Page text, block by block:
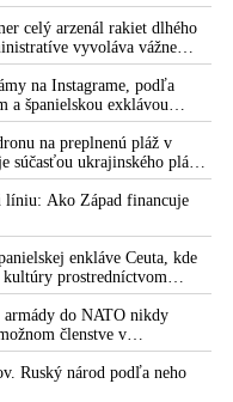
celý arzenál rakiet dlhého
vyvoláva vážne
v prípade vypuknutia
na Instagrame, podľa
a španielskou exklávou
na preplnenú pláž v
súčasťou ukrajinského plánu,
po porážke
mori na iránsku loď
sa na pokyn svojich
zatiahnuť Európu a ďalšie
Ako Západ financuje
enkláve Ceuta, kde
kultúry prostredníctvom
Slovensko, keby mu
do NATO nikdy
členstve v
Ruský národ podľa neho